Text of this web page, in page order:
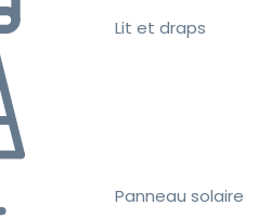
Lit et draps
Panneau solaire